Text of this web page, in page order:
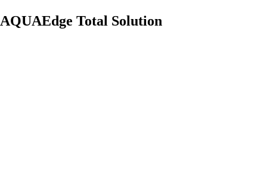
AQUAEdge Total Solution